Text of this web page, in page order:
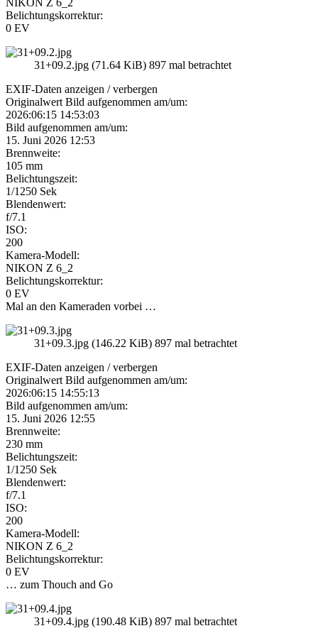
Belichtungskorrektur:
0 EV
31+09.2.jpg (71.64 KiB) 897 mal betrachtet
EXIF-Daten anzeigen / verbergen
Originalwert Bild aufgenommen am/um:
2026:06:15 14:53:03
Bild aufgenommen am/um:
15. Juni 2026 12:53
Brennweite:
105 mm
Belichtungszeit:
1/1250 Sek
Blendenwert:
f/7.1
ISO:
200
Kamera-Modell:
NIKON Z 6_2
Belichtungskorrektur:
0 EV
Mal an den Kameraden vorbei …
31+09.3.jpg (146.22 KiB) 897 mal betrachtet
EXIF-Daten anzeigen / verbergen
Originalwert Bild aufgenommen am/um:
2026:06:15 14:55:13
Bild aufgenommen am/um:
15. Juni 2026 12:55
Brennweite:
230 mm
Belichtungszeit:
1/1250 Sek
Blendenwert:
f/7.1
ISO:
200
Kamera-Modell:
NIKON Z 6_2
Belichtungskorrektur:
0 EV
… zum Thouch and Go
31+09.4.jpg (190.48 KiB) 897 mal betrachtet